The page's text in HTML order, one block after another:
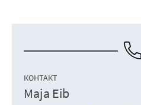
КОНТАКТ
Maja Eib